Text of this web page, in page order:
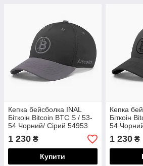
Кепка бейсболка INAL
Біткоін Bitcoin BTC S / 53-
54 Чорний/ Сірий 54953
1 230 ₴
Купити
Кепка
Біткоін
54
1 230₴